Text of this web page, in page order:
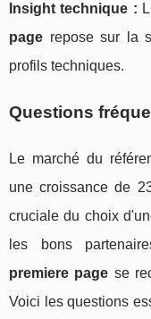
Insight technique :
page repose sur la
profils techniques.
Questions
Le marché du
une croissance de
cruciale du choix
les bons
premiere page se
Voici les questions